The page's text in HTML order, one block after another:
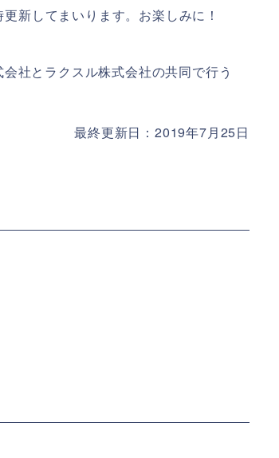
新してまいります。お楽しみに！
社とラクスル株式会社の共同で行う
最終更新日：2019年7月25日